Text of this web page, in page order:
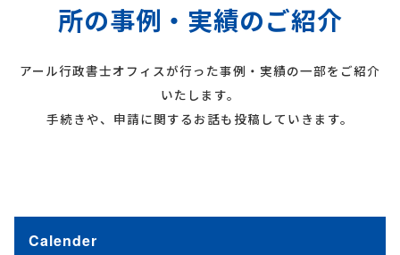
所の事例・実績のご紹介
アール行政書士オフィスが行った事例・実績の一部をご紹介
いたします。
手続きや、申請に関するお話も投稿していきます。
Calender